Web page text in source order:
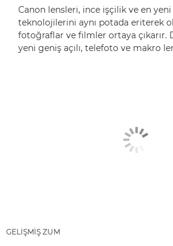
Canon lensleri, ince işçilik ve en
teknolojilerini aynı potada eriterek
fotoğraflar ve filmler ortaya çıkarır.
yeni geniş açılı, telefoto ve makro
GELİŞMİŞ ZUM